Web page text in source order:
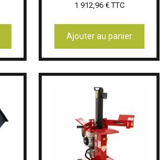
1 912,96 €TTC
Ajouter au panier